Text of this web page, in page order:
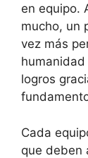
en equipo.
mucho, un
vez más
logros
Cada
que deben